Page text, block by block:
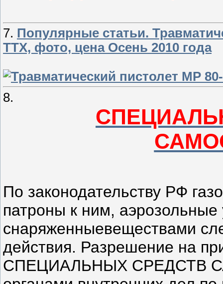
7. Популярные статьи.
ТТХ, фото, цена Осень 2010 года
8.
По законодательству РФ
патроны к ним, аэрозольные
снаряженныевеществами
действия. Разрешение на
СПЕЦИАЛЬНЫХ СРЕДСТВ